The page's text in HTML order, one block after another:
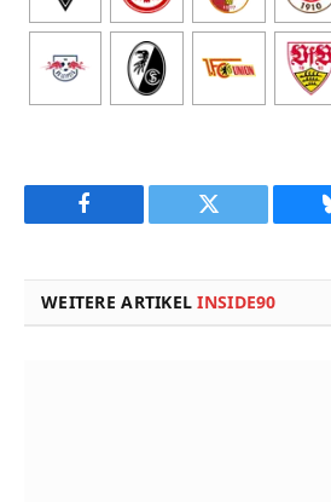
Facebook Twitter
WEITERE ARTIKELINSIDE90